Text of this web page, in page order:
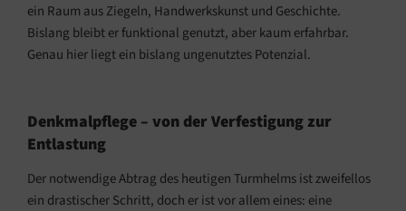
ein Raum aus Ziegeln, Handwerkskunst und Geschichte.
Bislang bleibt er funktional genutzt, aber kaum erfahrbar.
Genau hier liegt ein bislang ungenutztes Potenzial.
Denkmalpflege – von der Verfestigung zur
Entlastung
Der notwendige Abtrag des heutigen Turmhelms ist zweifellos
ein drastischer Schritt, doch er ist vor allem eines: eine